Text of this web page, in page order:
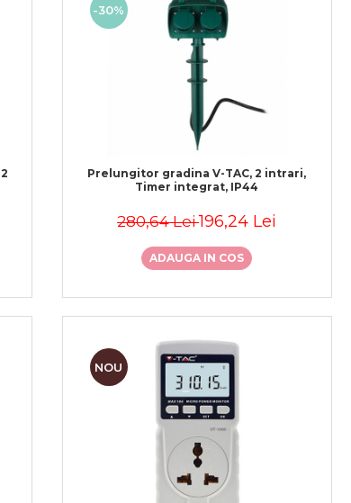
-30%
Prelungitor gradina V-TAC, 2 intrari,
Timer integrat, IP44
280,64 Lei196,24 Lei
ADAUGA IN COS
NOU